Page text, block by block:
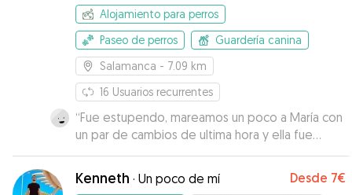
Alojamiento para perros
Paseo de perros
Guardería canina
Salamanca - 7.09 km
16 Usuarios recurrentes
“Fue estupendo, mareamos un poco a María con
un par de cambios de ultima hora y ella fue
super atenta y nos dió todo tipo de facilidades.
Pepo estuvo fenomenal no cabe duda de que si
surge la ocasión volveremos a contactar con
Kenneth · Un poco de mí Desde 7€